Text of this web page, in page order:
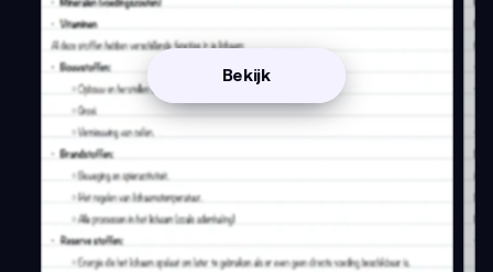
Bekijk